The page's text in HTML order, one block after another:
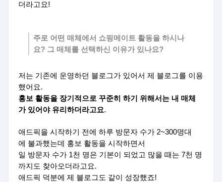
더라고요!
주로 어떤 매체에서 쇼핑메이트 활동을 하시나
요? 그 매체를 선택하신 이유가 있나요?
저는 기존에 운영하던 블로그가 있어서 제 블로그를 이용
했어요.
홍보 활동을 장기적으로 꾸준히 하기 위해서는 내 매체
가 있어야 유리하더라고요.
애드픽을 시작하기 전에 하루 방문자 수가 2~300명대
에 불과했는데 홍보 활동을 시작하면서
일 방문자 수가 1천 명은 기본이 되었고 많을 때는 7천 명
까지도 찾아오더라고요.
애드픽 덕분에 제 블로그도 같이 성장했죠!